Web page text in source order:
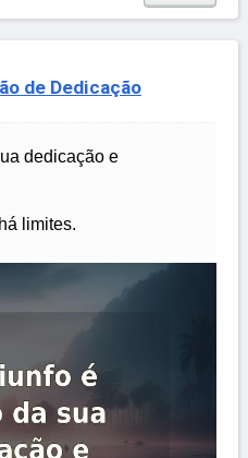
de Dedicação
dedicação e
limites.